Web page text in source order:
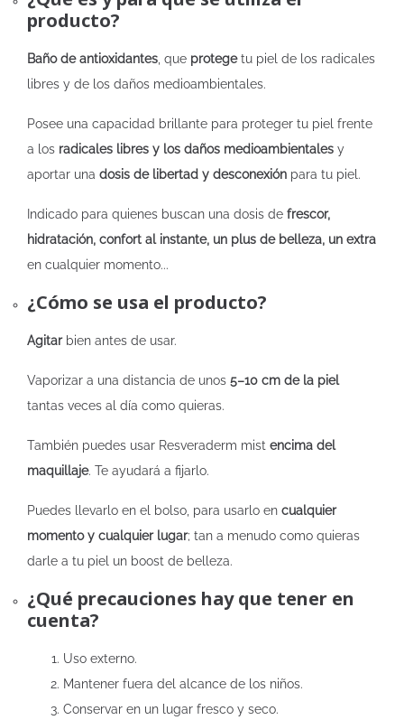
producto?
Baño de antioxidantes , que protegetu piel de los radicales
libres y de los daños medioambientales.
Posee una capacidad brillante para proteger tu piel frente
a los radicales libres y los daños medioambientales y
aportar una dosis de libertad y desconexión para tu piel.
Indicado para quienes buscan una dosis de frescor,
hidratación, confort al instante, un plus de belleza, un extra
en cualquier momento...
¿Cómo se usa el producto?
Agitarbien antes de usar.
Vaporizar a una distancia de unos 5–10 cm de la piel
tantas veces al día como quieras.
También puedes usar Resveraderm mist encima del
maquillaje. Te ayudará a fijarlo.
Puedes llevarlo en el bolso, para usarlo en cualquier
momento y cualquier lugar; tan a menudo como quieras
darle a tu piel un boost de belleza.
¿Qué precauciones hay que tener en
cuenta?
Uso externo.
Mantener fuera del alcance de los niños.
Conservar en un lugar fresco y seco.